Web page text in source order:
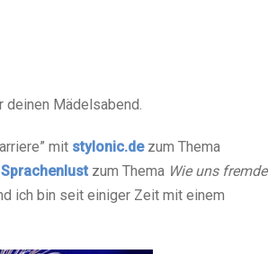
deinen Mädelsabend.
mit stylonic.dezum Thema
Sprachenlust zum Thema Wie uns fremde
ich bin seit einiger Zeit mit einem